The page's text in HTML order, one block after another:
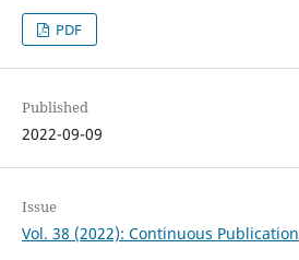
PDF
Published
2022-09-09
Issue
Vol. 38 (2022): Continuous Publication